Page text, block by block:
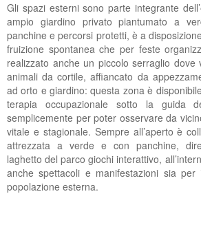
Gli spazi esterni sono parte integrante
ampio giardino privato piantumato a
panchine e percorsi protetti, è a
fruizione spontanea che per feste
realizzato anche un piccolo serraglio dove
animali da cortile, affiancato da
ad orto e giardino: questa zona è
terapia occupazionale sotto la guida
semplicemente per poter osservare da
vitale e stagionale. Sempre all’aperto è
attrezzata a verde e con panchine,
laghetto del parco giochi interattivo,
anche spettacoli e manifestazioni sia
popolazione esterna.